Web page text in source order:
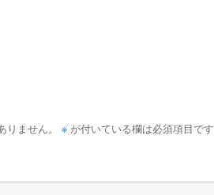
ません。 ※が付いている欄は必須項目です